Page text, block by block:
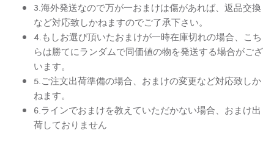
3.海外発送なので万が一おまけは傷があれば、返品交換
など対応致しかねますのでご了承下さい。
4.もしお選び頂いたおまけが一時在庫切れの場合、こち
らは勝てにランダムで同価値の物を発送する場合がござ
います。
5.ご注文出荷準備の場合、おまけの変更など対応致しか
ねます。
6.ラインでおまけを教えていただかない場合、おまけ出
荷しておりません